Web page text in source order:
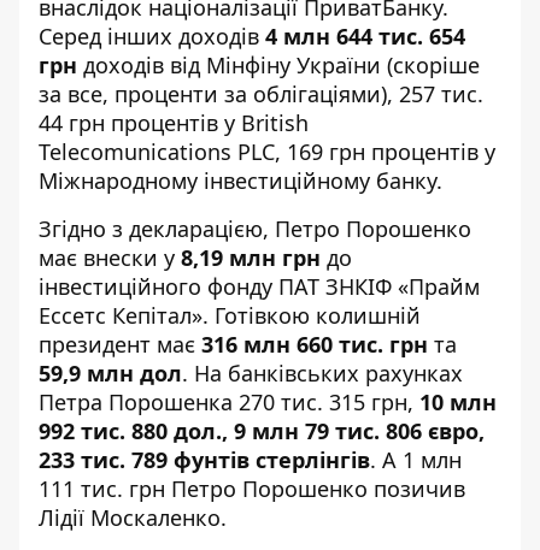
внаслідок націоналізації ПриватБанку.
Серед інших доходів 4 млн 644 тис. 654
грн доходів від Мінфіну України (скоріше
за все, проценти за облігаціями), 257 тис.
44 грн процентів у British
Telecomunications PLC, 169 грн процентів у
Міжнародному інвестиційному банку.
Згідно з декларацією, Петро Порошенко
має внески у 8,19 млн грн до
інвестиційного фонду ПАТ ЗНКІФ «Прайм
Ессетс Кепітал». Готівкою колишній
президент має 316 млн 660 тис. грн та
59,9 млн дол. На банківських рахунках
Петра Порошенка 270 тис. 315 грн, 10 млн
992 тис. 880 дол., 9 млн 79 тис. 806 євро,
233 тис. 789 фунтів стерлінгів. А 1 млн
111 тис. грн Петро Порошенко позичив
Лідії Москаленко.